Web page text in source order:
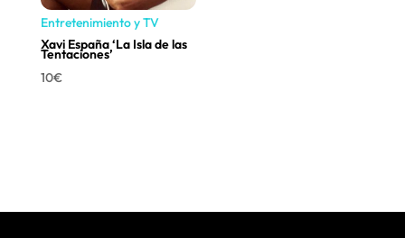
Entretenimiento y TV
Xavi España ‘La Isla de las
Tentaciones’
10€